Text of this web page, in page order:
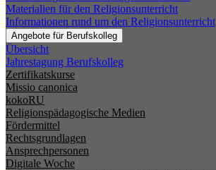
Materialien für den Religionsunterricht
Informationen rund um den Religionsunterricht
Angebote für Berufskolleg
Übersicht
Jahrestagung Berufskolleg
Zertifikatskurse
Missio canonica
kokoRU
Religionspädagogische Medien
Fördermittel
Rechtsgrundlagen
Ansprechpersonen
Digitale Woche